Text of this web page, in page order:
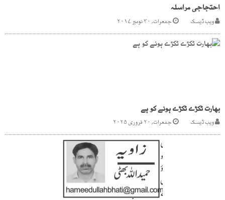
احتجاجی مراسلہ
ویب ڈیسک جمعرات, ۳۰ نومبر ۲۰۱۷
بھارت ٹکڑے ٹکڑے ہونے کو ہے
ویب ڈیسک جمعرات, ۲۰ فروری ۲۰۲۵